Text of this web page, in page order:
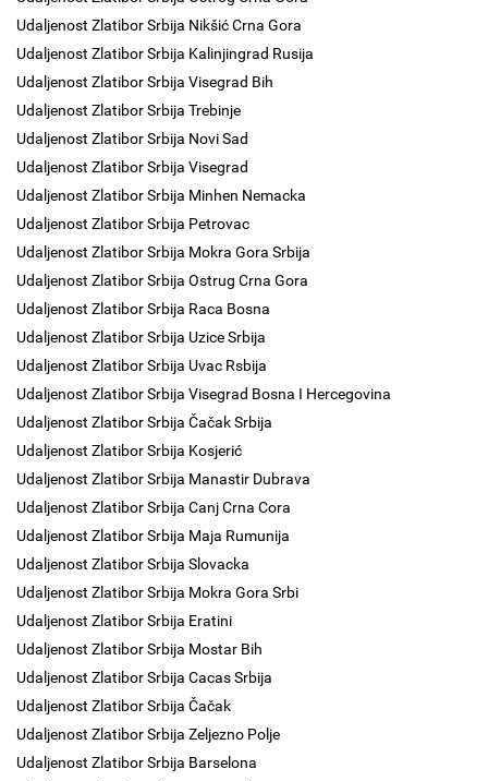
Udaljenost Zlatibor Srbija Nikšić Crna Gora
Udaljenost Zlatibor Srbija Kalinjingrad Rusija
Udaljenost Zlatibor Srbija Visegrad Bih
Udaljenost Zlatibor Srbija Trebinje
Udaljenost Zlatibor Srbija Novi Sad
Udaljenost Zlatibor Srbija Visegrad
Udaljenost Zlatibor Srbija Minhen Nemacka
Udaljenost Zlatibor Srbija Petrovac
Udaljenost Zlatibor Srbija Mokra Gora Srbija
Udaljenost Zlatibor Srbija Ostrug Crna Gora
Udaljenost Zlatibor Srbija Raca Bosna
Udaljenost Zlatibor Srbija Uzice Srbija
Udaljenost Zlatibor Srbija Uvac Rsbija
Udaljenost Zlatibor Srbija Visegrad Bosna I Hercegovina
Udaljenost Zlatibor Srbija Čačak Srbija
Udaljenost Zlatibor Srbija Kosjerić
Udaljenost Zlatibor Srbija Manastir Dubrava
Udaljenost Zlatibor Srbija Canj Crna Cora
Udaljenost Zlatibor Srbija Maja Rumunija
Udaljenost Zlatibor Srbija Slovacka
Udaljenost Zlatibor Srbija Mokra Gora Srbi
Udaljenost Zlatibor Srbija Eratini
Udaljenost Zlatibor Srbija Mostar Bih
Udaljenost Zlatibor Srbija Cacas Srbija
Udaljenost Zlatibor Srbija Čačak
Udaljenost Zlatibor Srbija Zeljezno Polje
Udaljenost Zlatibor Srbija Barselona